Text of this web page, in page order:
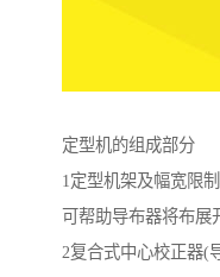
定型机的组成部分
1定型机架及幅宽限
可帮助导布器将布展
2复合式中心校正器(